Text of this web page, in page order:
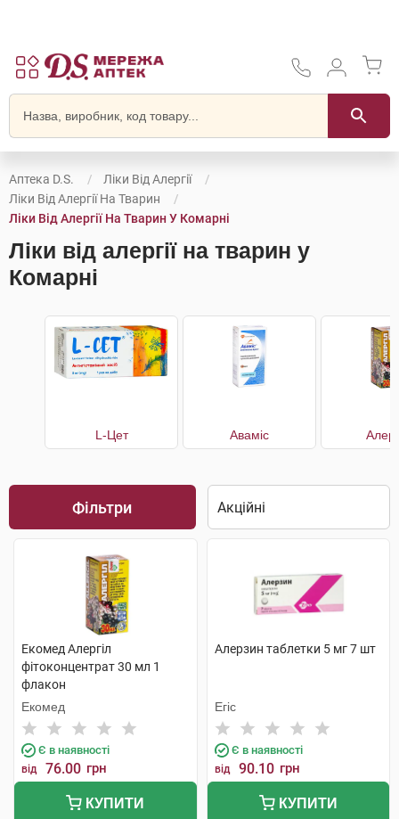
Аптека D.S.
Ліки Від Алергії
Ліки Від Алергії На Тварин
Ліки Від Алергії На Тварин У Комарні
Ліки від алергії на тварин у
Комарні
L-Цет Аваміс
Фільтри
Екомед Алергіл
фітоконцентрат 30 мл 1
флакон
Екомед
Є в наявності
від 76.00 грн
КУПИТИ
Алерзин таблетки 5 мг 7 шт
Егіс
Є в наявності
від 90.10 грн
КУПИТИ